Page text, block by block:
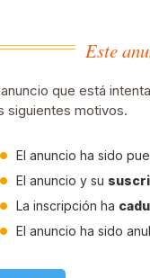
Este
que está
siguientes motivos.
El anuncio ha sido
El anuncio y su
La inscripción ha
El anuncio ha sido